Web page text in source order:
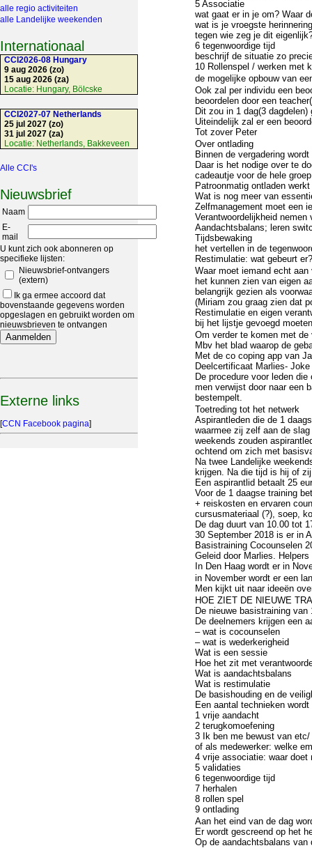
5 Associatie
wat gaat er in je om? Waar
wat is je vroegste
tegen wie zeg je dit
6 tegenwoordige tijd
beschrijf de situatie zo
10 Rollenspel / werken met
de mogelijke opbouw van
Ook zal per individu een
beoordelen door een
Dit zou in 1 dag(3
Uiteindelijk zal er een
Tot zover Peter
Over ontlading
Binnen de vergadering
Daar is het nodige over te
cadeautje voor de hele
Patroonmatig ontladen
Wat is nog meer van
Zelfmanagement moet een
Verantwoordelijkheid
Aandachtsbalans; leren
Tijdsbewaking
het vertellen in de
Restimulatie: wat gebeurt
Waar moet iemand echt
het kunnen zien van eigen
belangrijk gezien als
(Miriam zou graag zien dat
Restimulatie en eigen
bij het lijstje gevoegd
Om verder te komen met
Mbv het blad waarop de
Met de co coping app van
Deelcertificaat Marlies- Joke
De procedure voor leden
men verwijst door naar een
bestempelt.
Toetreding tot het netwerk
Aspirantleden die de 1
waarmee zij zelf aan de
weekends zouden
ochtend om zich met
Na twee Landelijke
krijgen. Na die tijd is hij of
Een aspirantlid betaalt 25
Voor de 1 daagse training
+ reiskosten en ervaren
cursusmateriaal (?), soep,
De dag duurt van 10.00 tot
30 September 2018 is er in
Basistraining Cocounselen
Geleid door Marlies.
In Den Haag wordt er in
in November wordt er een
Men kijkt uit naar ideeën
HOE ZIET DE NIEUWE
De nieuwe basistraining
De deelnemers krijgen een
– wat is cocounselen
– wat is wederkerigheid
Wat is een sessie
Hoe het zit met
Wat is aandachtsbalans
Wat is restimulatie
De basishouding en de
Een aantal technieken
1 vrije aandacht
2 terugkomoefening
3 Ik ben me bewust van
of als medewerker: welke
4 vrije associatie: waar doet
5 validaties
6 tegenwoordige tijd
7 herhalen
8 rollen spel
9 ontlading
Aan het eind van de dag
Er wordt gescreend op het
Op de aandachtsbalans van
alle regio activiteiten
alle Landelijke weekenden
Internationaal
CCI2026-08 Hungary
9 aug 2026 (zo)
15 aug 2026 (za)
Locatie: Hungary, Bölcske
CCI2027-07 Netherlands
25 jul 2027 (zo)
31 jul 2027 (za)
Locatie: Netherlands, Bakkeveen
Alle CCI's
Nieuwsbrief
Naam
E-
mail
U kunt zich ook abonneren op
specifieke lijsten:
Nieuwsbrief-ontvangers
(extern)
Ik ga ermee accoord dat
bovenstaande gegevens worden
opgeslagen en gebruikt worden om
nieuwsbrieven te ontvangen
Externe links
[CCN Facebook pagina]